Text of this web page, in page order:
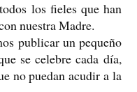
los fieles que han
nuestra Madre.
publicar un pequeño
se celebre cada día,
no puedan acudir a la